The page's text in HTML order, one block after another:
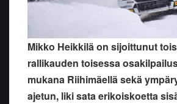
Mikko Heikkilä on sijoittunut
rallikauden toisessa
mukana Riihimäellä sekä
ajetun, liki sata erikoiskoetta